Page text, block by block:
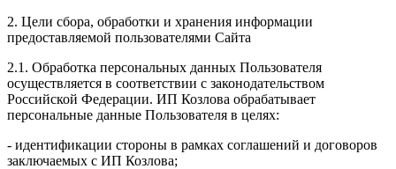
2. Цели сбора, обработки и хранения информации
предоставляемой пользователями Сайта
2.1. Обработка персональных данных Пользователя
осуществляется в соответствии с законодательством
Российской Федерации. ИП Козловa обрабатывает
персональные данные Пользователя в целях:
- идентификации стороны в рамках соглашений и договоров
заключаемых с ИП Козлова;